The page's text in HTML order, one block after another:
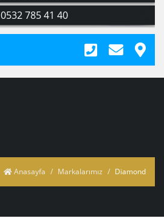
0532 785 41 40
Anasayfa Markalarımız Diamond